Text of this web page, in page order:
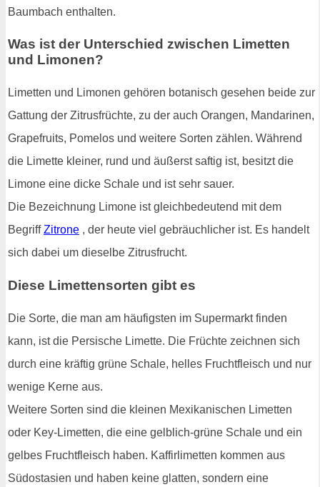
Baumbach enthalten.
Was ist der Unterschied zwischen Limetten
und Limonen?
Limetten und Limonen gehören botanisch gesehen beide zur
Gattung der Zitrusfrüchte, zu der auch Orangen, Mandarinen,
Grapefruits, Pomelos und weitere Sorten zählen. Während
die Limette kleiner, rund und äußerst saftig ist, besitzt die
Limone eine dicke Schale und ist sehr sauer.
Die Bezeichnung Limone ist gleichbedeutend mit dem
BegriffZitrone , der heute viel gebräuchlicher ist. Es handelt
sich dabei um dieselbe Zitrusfrucht.
Diese Limettensorten gibt es
Die Sorte, die man am häufigsten im Supermarkt finden
kann, ist die Persische Limette. Die Früchte zeichnen sich
durch eine kräftig grüne Schale, helles Fruchtfleisch und nur
wenige Kerne aus.
Weitere Sorten sind die kleinen Mexikanischen Limetten
oder Key-Limetten, die eine gelblich-grüne Schale und ein
gelbes Fruchtfleisch haben. Kaffirlimetten kommen aus
Südostasien und haben keine glatten, sondern eine